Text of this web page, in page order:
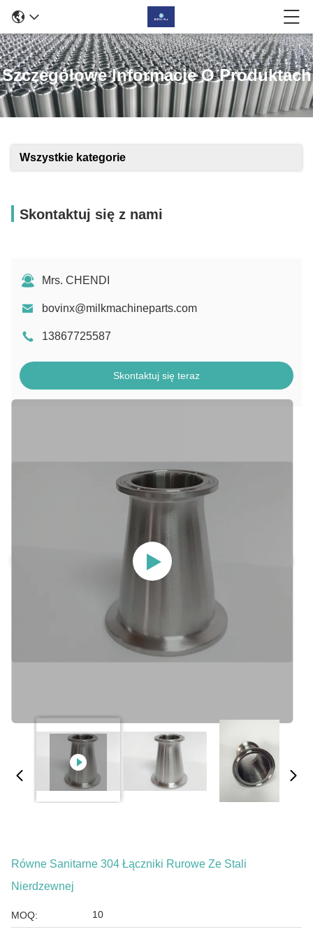
Szczegółowe Informacje O Produktach
Wszystkie kategorie
Skontaktuj się z nami
Mrs. CHENDI
bovinx@milkmachineparts.com
13867725587
Skontaktuj się teraz
Równe Sanitarne 304 Łączniki Rurowe Ze Stali
Nierdzewnej
MOQ: 10